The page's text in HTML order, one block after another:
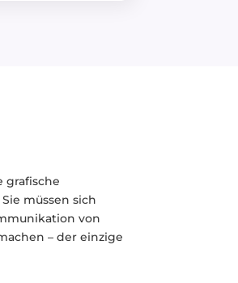
grafische
müssen sich
von
– der einzige